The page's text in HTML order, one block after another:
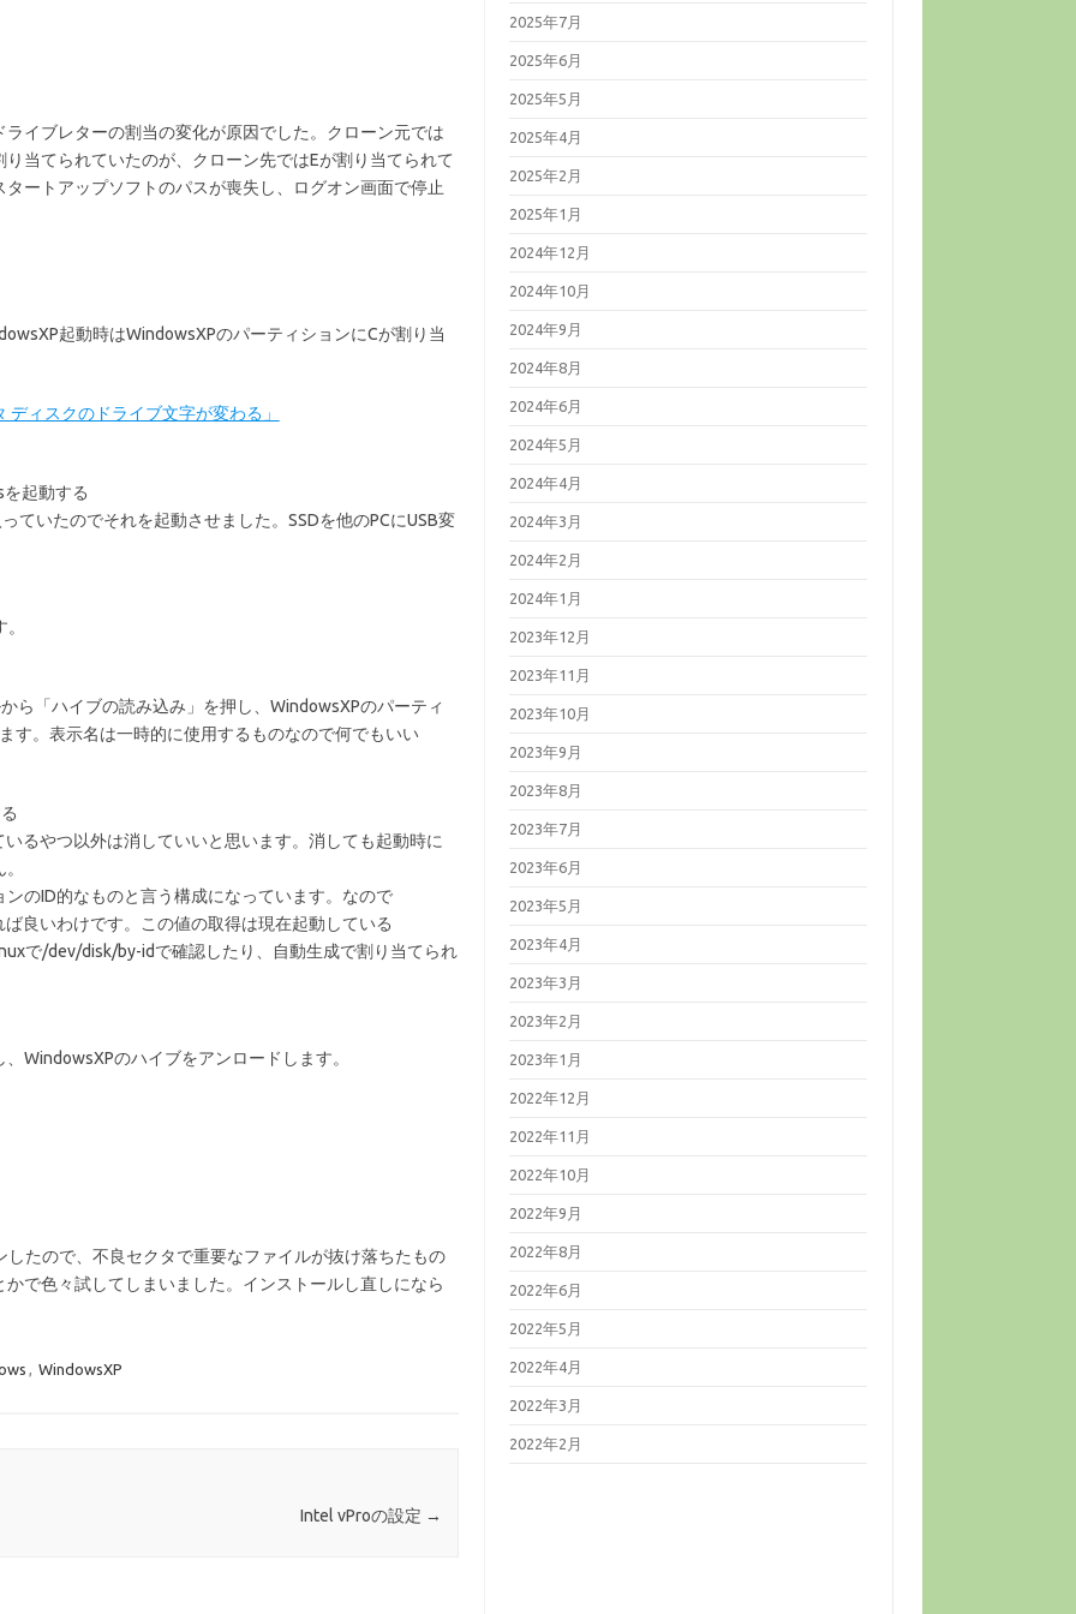
イブレターの割当の変化が原因でした。クローン元では
当てられていたのが、クローン先ではEが割り当てられて
ートアップソフトのパスが喪失し、ログオン画面で停止
起動時はWindowsXPのパーティションにCが割り当
ィスクのドライブ文字が変わる」
起動する
ていたのでそれを起動させました。SSDを他のPCにUSB変
ら「ハイブの読み込み」を押し、WindowsXPのパーティ
。表示名は一時的に使用するものなので何でもいい
るやつ以外は消していいと思います。消しても起動時に
のID的なものと言う構成になっています。なので
良いわけです。この値の取得は現在起動している
で/dev/disk/by-idで確認したり、自動生成で割り当てられ
WindowsXPのハイブをアンロードします。
たので、不良セクタで重要なファイルが抜け落ちたもの
で色々試してしまいました。インストールし直しになら
, WindowsXP
Intel vProの設定 →
2025年7月
2025年6月
2025年5月
2025年4月
2025年2月
2025年1月
2024年12月
2024年10月
2024年9月
2024年8月
2024年6月
2024年5月
2024年4月
2024年3月
2024年2月
2024年1月
2023年12月
2023年11月
2023年10月
2023年9月
2023年8月
2023年7月
2023年6月
2023年5月
2023年4月
2023年3月
2023年2月
2023年1月
2022年12月
2022年11月
2022年10月
2022年9月
2022年8月
2022年6月
2022年5月
2022年4月
2022年3月
2022年2月